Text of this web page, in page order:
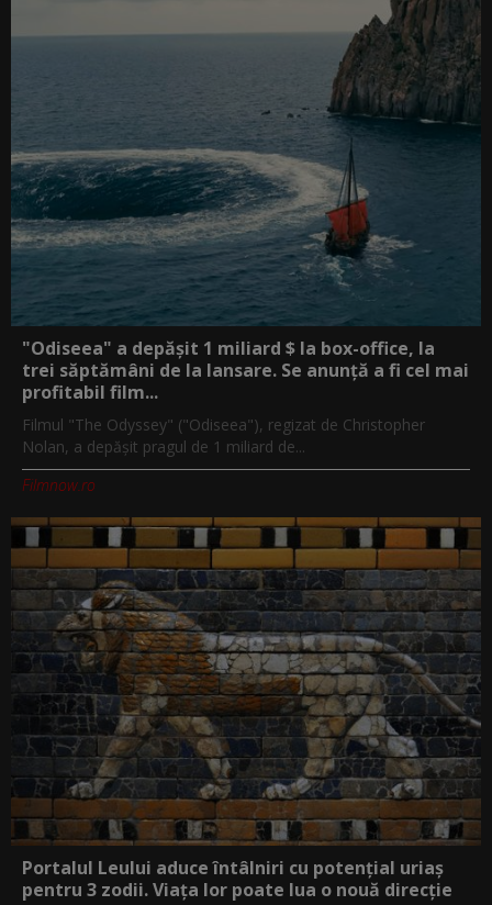
"Odiseea" a depășit 1 miliard $ la box-office, la
trei săptămâni de la lansare. Se anunță a fi cel mai
profitabil film...
Filmul "The Odyssey" ("Odiseea"), regizat de Christopher
Nolan, a depăşit pragul de 1 miliard de...
Filmnow.ro
Portalul Leului aduce întâlniri cu potențial uriaș
pentru 3 zodii. Viața lor poate lua o nouă direcție